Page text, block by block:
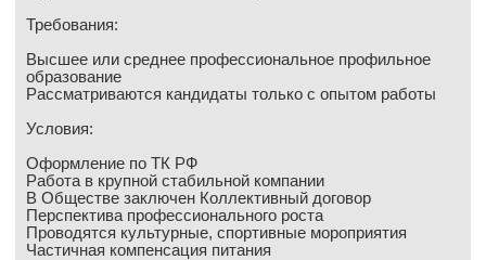
Требования:
Высшее или среднее профессиональное профильное
образование
Рассматриваются кандидаты только с опытом работы
Условия:
Оформление по ТК РФ
Работа в крупной стабильной компании
В Обществе заключен Коллективный договор
Перспектива профессионального роста
Проводятся культурные, спортивные мороприятия
Частичная компенсация питания